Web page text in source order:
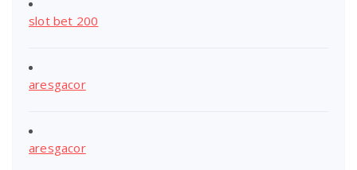
slot bet 200
aresgacor
aresgacor